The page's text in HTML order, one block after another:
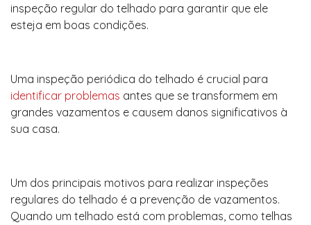
inspeção regular do telhado para garantir que ele
esteja em boas condições.
Uma inspeção periódica do telhado é crucial para
identificar problemas antes que se transformem em
grandes vazamentos e causem danos significativos à
sua casa.
Um dos principais motivos para realizar inspeções
regulares do telhado é a prevenção de vazamentos.
Quando um telhado está com problemas, como telhas